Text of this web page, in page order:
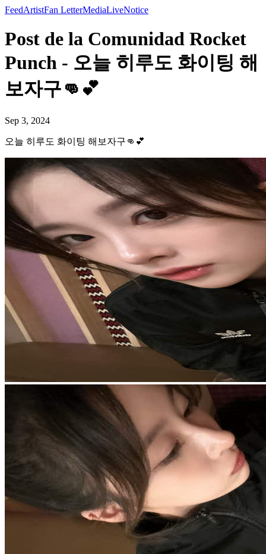
FeedArtistFan LetterMediaLiveNotice
Post de la Comunidad Rocket
Punch - 오늘 히루도 화이팅 해
보자구👊💕
Sep 3, 2024
오늘 히루도 화이팅 해보자구👊💕